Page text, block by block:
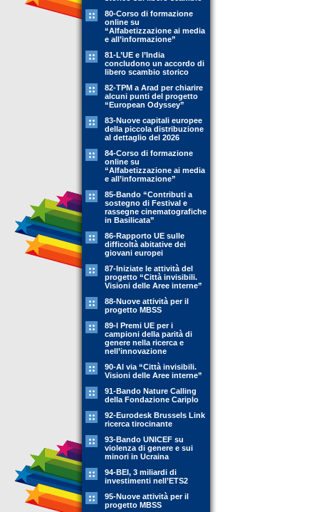
80-Corso di formazione
online su
“Alfabetizzazione ai media
e all’informazione”
81-L’UE e l’India
concludono un accordo di
libero scambio storico
82-TPM a Arad per chiarire
alcuni punti del progetto
“European Odyssey”
83-Nuove capitali europee
della piccola distribuzione
al dettaglio del 2026
84-Corso di formazione
online su
“Alfabetizzazione ai media
e all’informazione”
85-Bando “Contributi a
sostegno di Festival e
rassegne cinematografiche
in Basilicata”
86-Rapporto UE sulle
difficoltà abitative dei
giovani europei
87-Iniziate le attività del
progetto “Città invisibili.
Visioni delle Aree interne”
88-Nuove attività per il
progetto MBSS
89-l Premi UE per i
campioni della parità di
genere nella ricerca e
nell’innovazione
90-Al via “Città invisibili.
Visioni delle Aree interne”
91-Bando Nature Calling
della Fondazione Cariplo
92-Eurodesk Brussels Link
ricerca tirocinante
93-Bando UNICEF su
violenza di genere e sui
minori in Ucraina
94-BEI, 3 miliardi di
investimenti nell’ETS2
95-Nuove attività per il
progetto MBSS